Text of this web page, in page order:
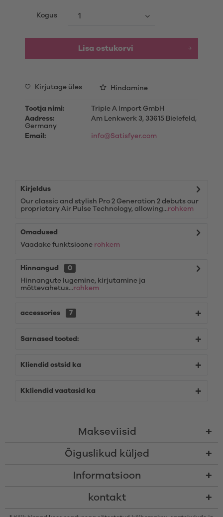
Kogus
Lisa ostukorvi
Kirjutage üles Hindamine
Tootja nimi:
Triple A Import GmbH
Aadress:
Am Lenkwerk 3, 33615 Bielefeld,
Germany
Email:
info@Satisfyer.com
Kirjeldus
Our classic and stylish Pro 2 Generation 2 debuts our
proprietary Air Pulse Technology, allowing...rohkem
Omadused
Vaadake funktsioone rohkem
Hinnangud
0
Hinnangute lugemine, kirjutamine ja
mõttevahetus...rohkem
accessories 7
Sarnased tooted:
Kliendid ostsid ka
Kkliendid vaatasid ka
Makseviisid
Õiguslikud küljed
Informatsioon
kontakt